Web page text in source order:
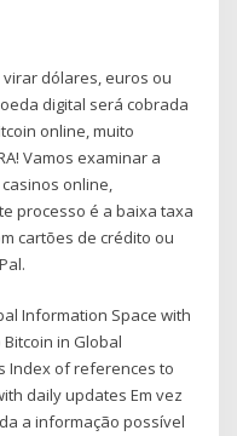
virar dólares, euros ou
digital será cobrada
online, muito
Vamos examinar a
online,
processo é a baixa taxa
cartões de crédito ou
Information Space with
in Global
Index of references to
daily updates Em vez
a informação possível